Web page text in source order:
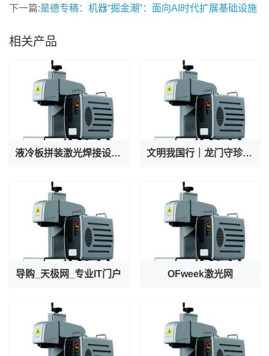
下一篇:是德专稿：机器“掘金潮”：面向AI时代扩展基础设施
相关产品
液冷板拼装激光焊接设备厂家专业出产AI服务器液冷阀焊接机 文明我国行｜龙门守珍：为千年石窟注入“数字生命力”
导购_天极网_专业IT门户 OFweek激光网